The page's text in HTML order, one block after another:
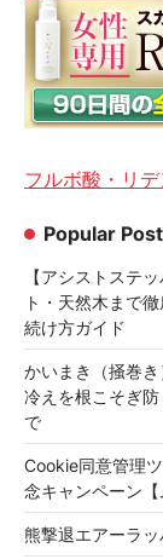
フルボ酸・リデ
Popular
【アシストステ
ト・天然木まで
続け方ガイド
かいまき（掻巻
冷えを根こそぎ
で
Cookie同意管理
念キャンペーン【
熊撃退エアーラ